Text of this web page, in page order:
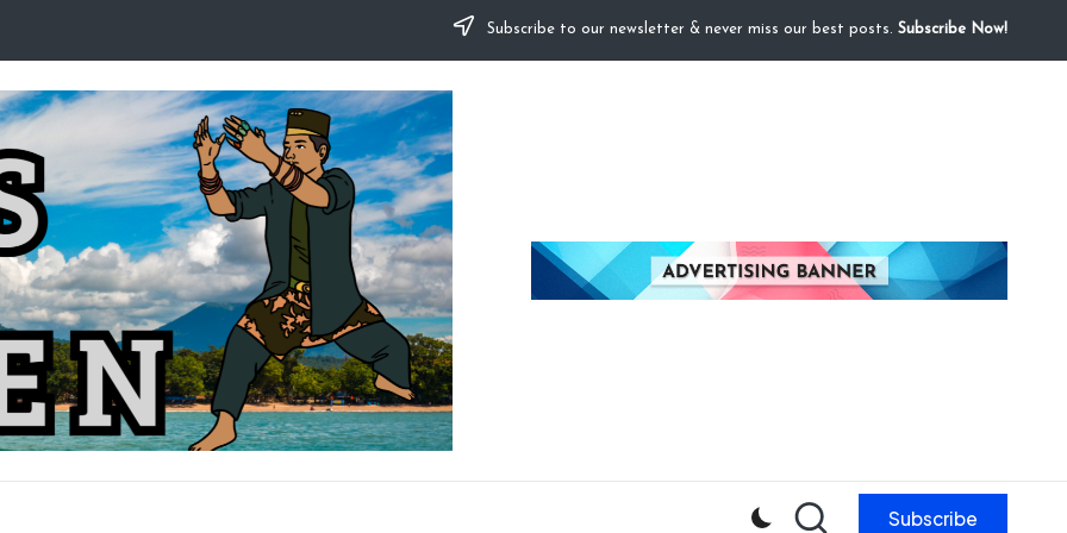
Subscribe to our newsletter & never miss our best posts. Subscribe Now!
Subscribe